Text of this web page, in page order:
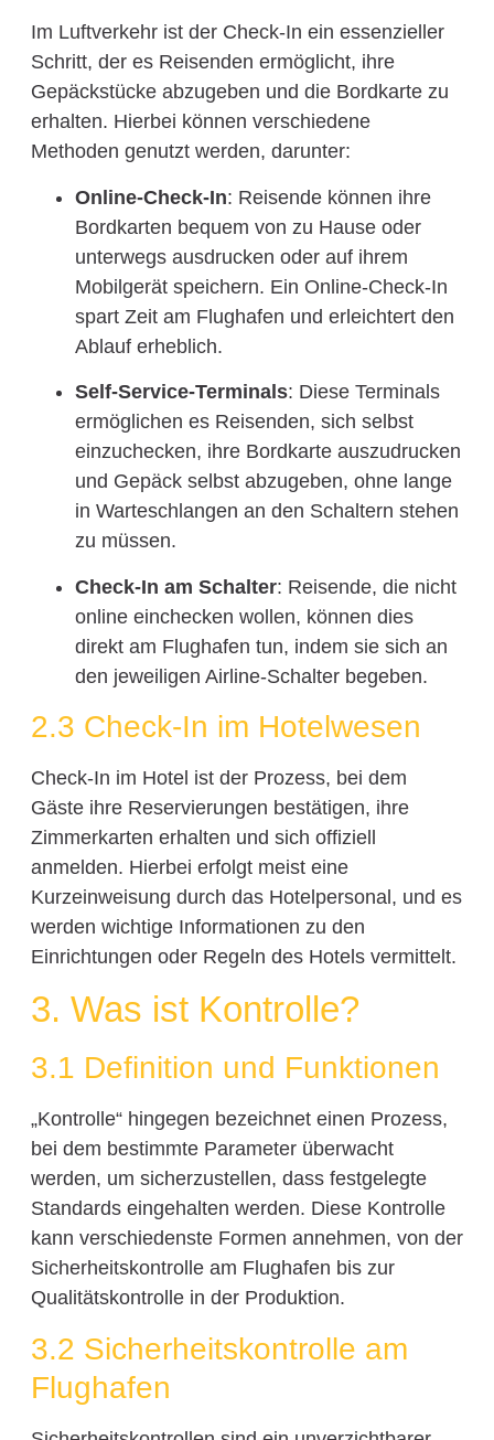
Im Luftverkehr ist der Check-In ein essenzieller
Schritt, der es Reisenden ermöglicht, ihre
Gepäckstücke abzugeben und die Bordkarte zu
erhalten. Hierbei können verschiedene
Methoden genutzt werden, darunter:
Online-Check-In: Reisende können ihre
Bordkarten bequem von zu Hause oder
unterwegs ausdrucken oder auf ihrem
Mobilgerät speichern. Ein Online-Check-In
spart Zeit am Flughafen und erleichtert den
Ablauf erheblich.
Self-Service-Terminals: Diese Terminals
ermöglichen es Reisenden, sich selbst
einzuchecken, ihre Bordkarte auszudrucken
und Gepäck selbst abzugeben, ohne lange
in Warteschlangen an den Schaltern stehen
zu müssen.
Check-In am Schalter: Reisende, die nicht
online einchecken wollen, können dies
direkt am Flughafen tun, indem sie sich an
den jeweiligen Airline-Schalter begeben.
2.3 Check-In im Hotelwesen
Check-In im Hotel ist der Prozess, bei dem
Gäste ihre Reservierungen bestätigen, ihre
Zimmerkarten erhalten und sich offiziell
anmelden. Hierbei erfolgt meist eine
Kurzeinweisung durch das Hotelpersonal, und es
werden wichtige Informationen zu den
Einrichtungen oder Regeln des Hotels vermittelt.
3. Was ist Kontrolle?
3.1 Definition und Funktionen
„Kontrolle“ hingegen bezeichnet einen Prozess,
bei dem bestimmte Parameter überwacht
werden, um sicherzustellen, dass festgelegte
Standards eingehalten werden. Diese Kontrolle
kann verschiedenste Formen annehmen, von der
Sicherheitskontrolle am Flughafen bis zur
Qualitätskontrolle in der Produktion.
3.2 Sicherheitskontrolle am
Flughafen